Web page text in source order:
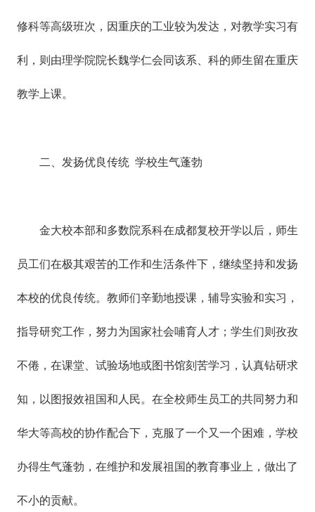
修科等高级班次，因重庆的工业较为发达，对教学实习有
利，则由理学院院长魏学仁会同该系、科的师生留在重庆
教学上课。
二、发扬优良传统 学校生气蓬勃
金大校本部和多数院系科在成都复校开学以后，师生
员工们在极其艰苦的工作和生活条件下，继续坚持和发扬
本校的优良传统。教师们辛勤地授课，辅导实验和实习，
指导研究工作，努力为国家社会哺育人才；学生们则孜孜
不倦，在课堂、试验场地或图书馆刻苦学习，认真钻研求
知，以图报效祖国和人民。在全校师生员工的共同努力和
华大等高校的协作配合下，克服了一个又一个困难，学校
办得生气蓬勃，在维护和发展祖国的教育事业上，做出了
不小的贡献。